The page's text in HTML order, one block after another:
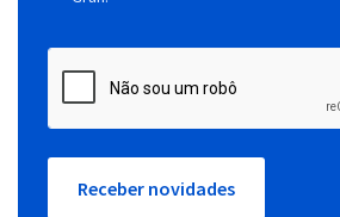
Receber novidades